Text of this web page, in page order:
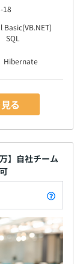
18
Basic(VB.NET)
SQL
Hibernate
る
】自社チーム